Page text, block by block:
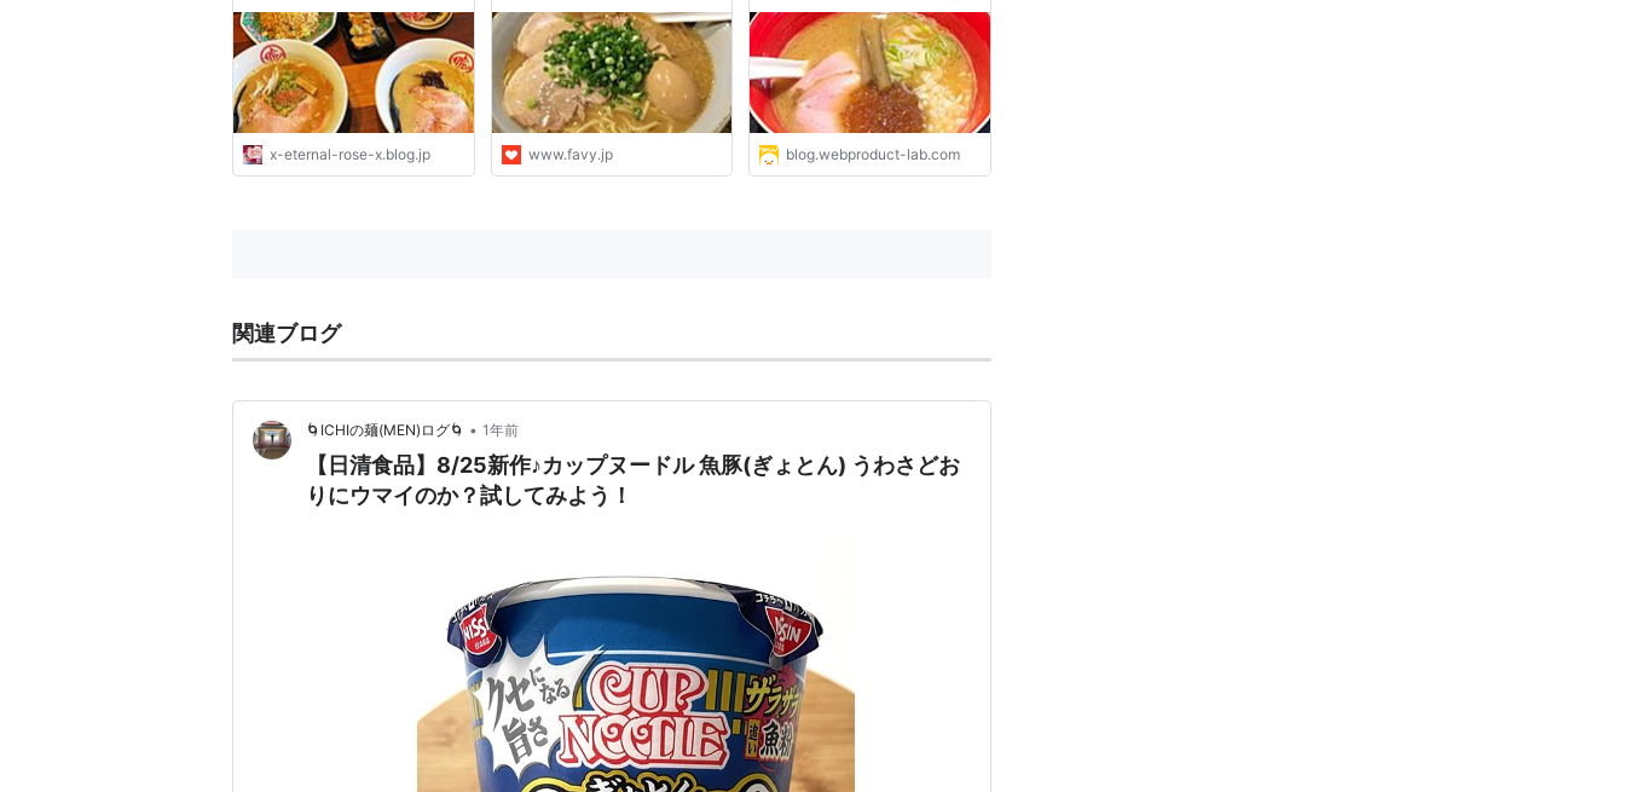
ローズ）
x-eternal-rose-x.blog.jp www.favy.jp blog.webproduct-lab.com
関連ブログ
🌀ICHIの麺(MEN)ログ🌀 • 1年前
【日清食品】8/25新作♪カップヌードル 魚豚(ぎょとん) うわさどお
りにウマイのか？試してみよう！